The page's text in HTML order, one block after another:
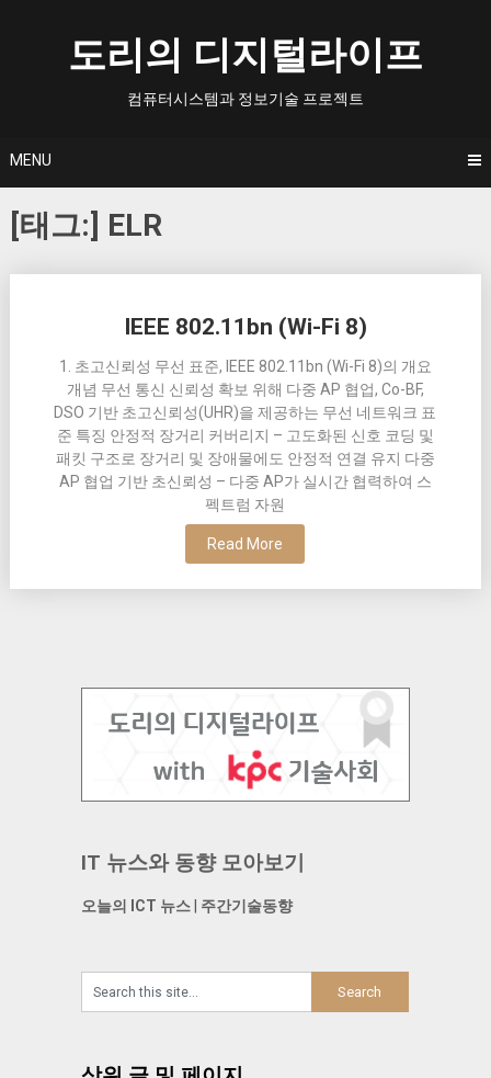
도리의 디지털라이프
컴퓨터시스템과 정보기술 프로젝트
MENU
[태그:] ELR
IEEE 802.11bn (Wi-Fi 8)
1. 초고신뢰성 무선 표준, IEEE 802.11bn (Wi-Fi 8)의 개요
개념 무선 통신 신뢰성 확보 위해 다중 AP 협업, Co-BF,
DSO 기반 초고신뢰성(UHR)을 제공하는 무선 네트워크 표
준 특징 안정적 장거리 커버리지 – 고도화된 신호 코딩 및
패킷 구조로 장거리 및 장애물에도 안정적 연결 유지 다중
AP 협업 기반 초신뢰성 – 다중 AP가 실시간 협력하여 스
펙트럼 자원
Read More
navigation
IT 뉴스와 동향 모아보기
오늘의 ICT 뉴스| 주간기술동향